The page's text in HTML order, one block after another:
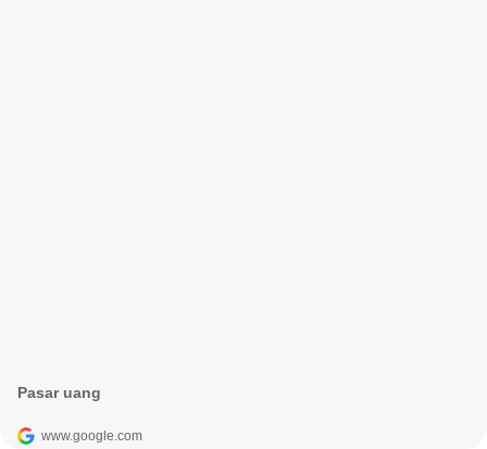
Pasar uang
www.google.com